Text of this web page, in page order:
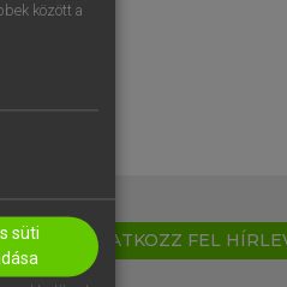
IRATKOZZ FEL
között a
süti